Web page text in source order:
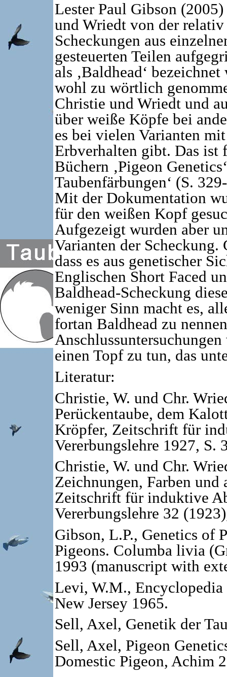
Lester Paul Gibson
und Wriedt von der relativ
Scheckungen aus
gesteuerten Teilen
als ‚Baldhead‘
wohl zu wörtlich
Christie und Wriedt und
über weiße Köpfe bei
es bei vielen Varianten
Erbverhalten gibt. Das ist
Büchern ‚Pigeon
Taubenfärbungen‘ (S.
Mit der Dokumentation
für den weißen Kopf
Aufgezeigt wurden aber
Varianten der
dass es aus genetischer
Englischen Short Faced
Baldhead-Scheckung
weniger Sinn macht es,
fortan Baldhead zu
einen Topf zu tun, das
Literatur:
Christie, W. und Chr.
Perückentaube, dem
Kröp­fer, Zeitschrift für
Vererbungslehre 1927, S.
Christie, W. und Chr.
Zeichnungen, Farben und
Zeitschrift für induktive
Vererbungslehre 32
Gibson, L.P., Genetics of
Pigeons. Columba livia
1993 (manuscript with
Levi, W.M., Encyclopedia
New Jersey 1965.
Sell, Axel, Genetik der
Sell, Axel, Pigeon
Domestic Pigeon, Achim